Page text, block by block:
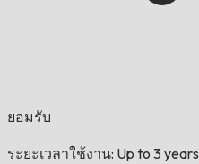
ยอมรับ
ระยะเวลาใช้งาน: Up to 3 years